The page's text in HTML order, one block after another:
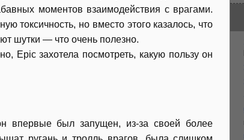
моментов взаимодействия с врагами.
токсичность, но вместо этого казалось, что
шутки — что очень полезно.
Epic захотела посмотреть, какую пользу он
впервые был запущен, из-за своей более